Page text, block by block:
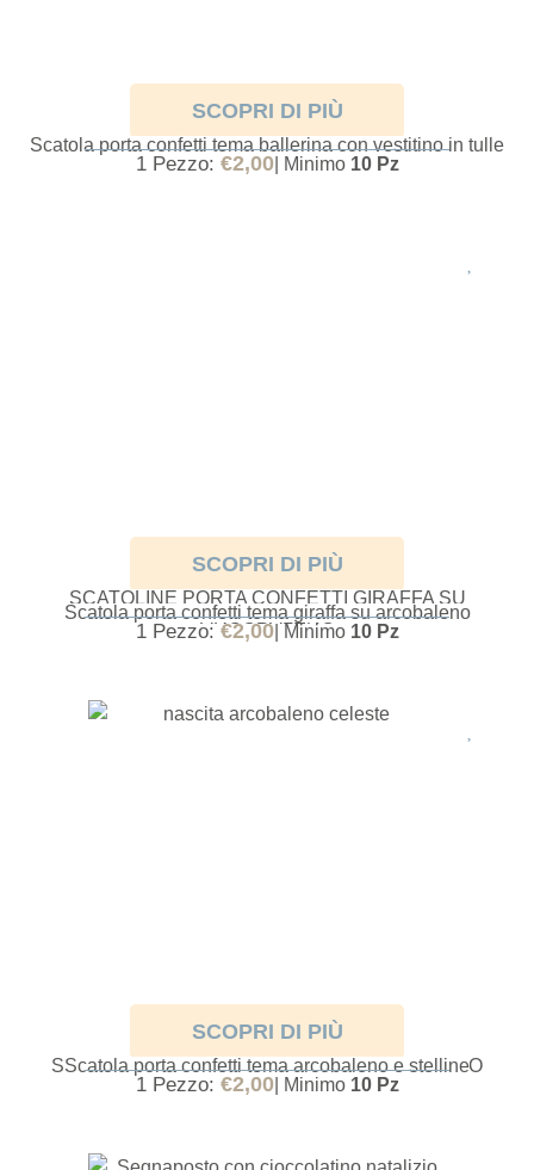
SCOPRI DI PIÙ
SCATOLINE PORTA CONFETTI CON PRINCIPESSA
Scatola porta confetti tema ballerina con vestitino in tulle
1 Pezzo: €2,00| Minimo 10 Pz
SCOPRI DI PIÙ
SCATOLINE PORTA CONFETTI GIRAFFA SU
ARCOBALENO
Scatola porta confetti tema giraffa su arcobaleno
1 Pezzo:€2,00| Minimo 10 Pz
SCOPRI DI PIÙ
SCATOLINE PORTA CONFETTI NASCITA BIMBO
Scatola porta confetti tema arcobaleno e stelline
1 Pezzo: €2,00| Minimo 10 Pz